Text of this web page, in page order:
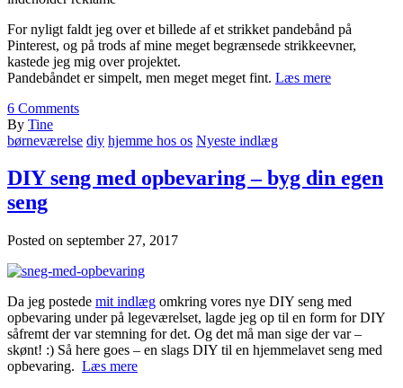
For nyligt faldt jeg over et billede af et strikket pandebånd på
Pinterest, og på trods af mine meget begrænsede strikkeevner,
kastede jeg mig over projektet.
Pandebåndet er simpelt, men meget meget fint. Læs mere
6 Comments
By Tine
børneværelse diy hjemme hos os Nyeste indlæg
DIY seng med opbevaring – byg din egen
seng
Posted on september 27, 2017
Da jeg postede mit indlæg omkring vores nye DIY seng med
opbevaring under på legeværelset, lagde jeg op til en form for DIY
såfremt der var stemning for det. Og det må man sige der var –
skønt! :) Så here goes – en slags DIY til en hjemmelavet seng med
opbevaring. Læs mere